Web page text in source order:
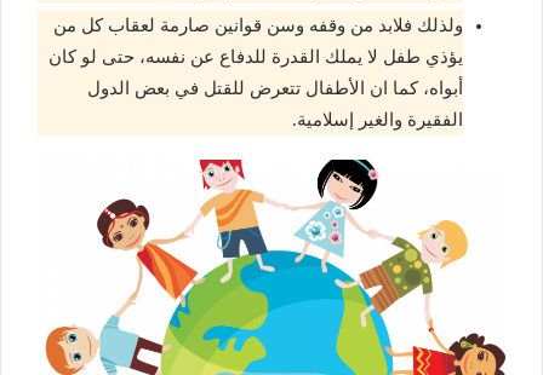
ولذلك فلابد من وقفه وسن قوانين صارمة لعقاب كل من
يؤذي طفل لا يملك القدرة للدفاع عن نفسه، حتى لو كان
أبواه، كما ان الأطفال تتعرض للقتل في بعض الدول
الفقيرة والغير إسلامية.